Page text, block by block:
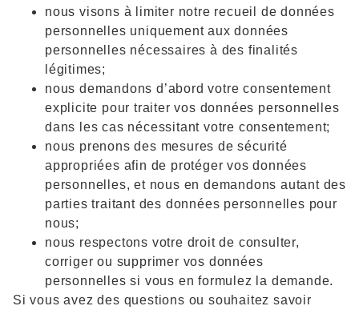
nous visons à limiter notre recueil de données
personnelles uniquement aux données
personnelles nécessaires à des finalités
légitimes;
nous demandons d’abord votre consentement
explicite pour traiter vos données personnelles
dans les cas nécessitant votre consentement;
nous prenons des mesures de sécurité
appropriées afin de protéger vos données
personnelles, et nous en demandons autant des
parties traitant des données personnelles pour
nous;
nous respectons votre droit de consulter,
corriger ou supprimer vos données
personnelles si vous en formulez la demande.
Si vous avez des questions ou souhaitez savoir